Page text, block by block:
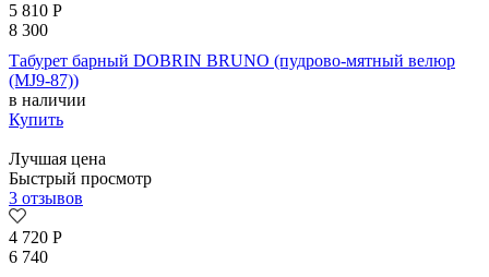
5 810 Р
8 300
Табурет барный DOBRIN BRUNO (пудрово-мятный велюр
(MJ9-87))
в наличии
Купить
Лучшая цена
Быстрый просмотр
3 отзывов
4 720 Р
6 740